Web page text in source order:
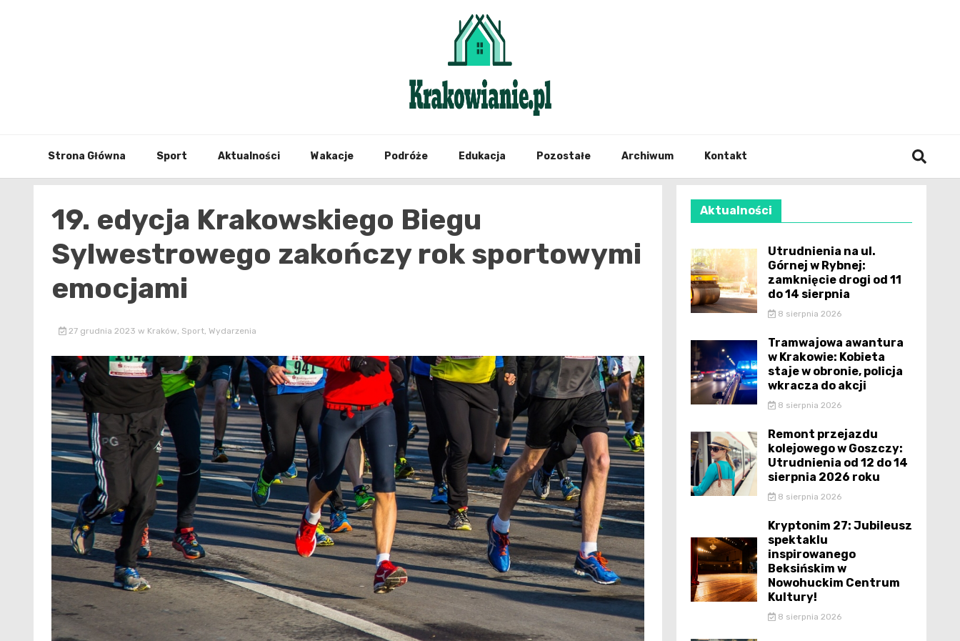
Strona Główna Sport Aktualności Wakacje Podróże Edukacja Pozostałe Archiwum Kontakt
19. edycja Krakowskiego Biegu
Sylwestrowego zakończy rok sportowymi
emocjami
27 grudnia 2023 w Kraków, Sport, Wydarzenia
Aktualności
Utrudnienia na ul.
Górnej w Rybnej:
zamknięcie drogi od 11
do 14 sierpnia
8 sierpnia 2026
Tramwajowa awantura
w Krakowie: Kobieta
staje w obronie, policja
wkracza do akcji
8 sierpnia 2026
Remont przejazdu
kolejowego w Goszczy:
Utrudnienia od 12 do 14
sierpnia 2026 roku
8 sierpnia 2026
Kryptonim 27: Jubileusz
spektaklu
inspirowanego
Beksińskim w
Nowohuckim Centrum
Kultury!
8 sierpnia 2026